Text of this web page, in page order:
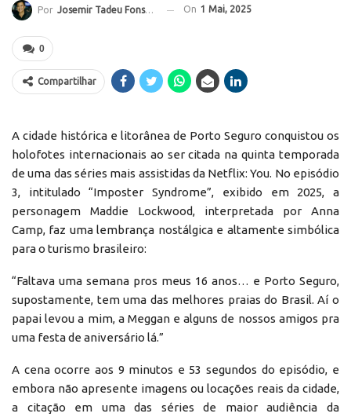
Por Josemir Tadeu Fonseca On 1 Mai, 2025
0
Compartilhar
A cidade histórica e litorânea de Porto Seguro conquistou os
holofotes internacionais ao ser citada na quinta temporada
de uma das séries mais assistidas da Netflix: You. No episódio
3, intitulado “Imposter Syndrome”, exibido em 2025, a
personagem Maddie Lockwood, interpretada por Anna
Camp, faz uma lembrança nostálgica e altamente simbólica
para o turismo brasileiro:
“Faltava uma semana pros meus 16 anos… e Porto Seguro,
supostamente, tem uma das melhores praias do Brasil. Aí o
papai levou a mim, a Meggan e alguns de nossos amigos pra
uma festa de aniversário lá.”
A cena ocorre aos 9 minutos e 53 segundos do episódio, e
embora não apresente imagens ou locações reais da cidade,
a citação em uma das séries de maior audiência da